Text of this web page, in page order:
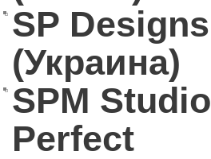
SP Designs
(Украина)
SPM Studio
Perfect